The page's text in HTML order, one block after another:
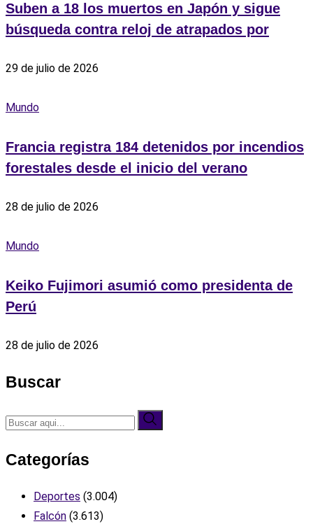
Suben a 18 los muertos en Japón y sigue
búsqueda contra reloj de atrapados por
29 de julio de 2026
Mundo
Francia registra 184 detenidos por incendios
forestales desde el inicio del verano
28 de julio de 2026
Mundo
Keiko Fujimori asumió como presidenta de
Perú
28 de julio de 2026
Buscar
Categorías
Deportes (3.004)
Falcón (3.613)